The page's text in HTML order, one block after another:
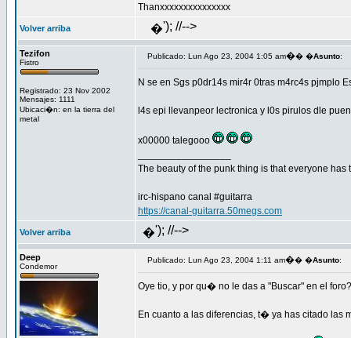
Thanxxxxxxxxxxxxxxx
Volver arriba �'); //-->
Tezifon
Fistro
Registrado: 23 Nov 2002
Mensajes: 1111
Ubicaci�n: en la tierra del
metal
Publicado: Lun Ago 23, 2004 1:05 am�� �Asunto:
N se en Sgs p0dr14s mir4r 0tras m4rc4s pjmplo
l4s epi llevanpeor lectronica y l0s pirulos dle
x00000 talegooo
The beauty of the punk thing is that everyone
irc-hispano canal #guitarra
https://canal-guitarra.50megs.com
Volver arriba �'); //-->
Deep
Condemor
Publicado: Lun Ago 23, 2004 1:11 am�� �Asunto:
Oye tio, y por qu� no le das a "Buscar" en el
En cuanto a las diferencias, t� ya has citado las